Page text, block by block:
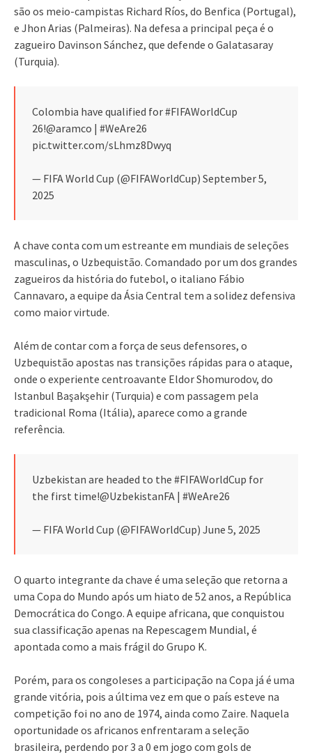
são os meio-campistas Richard Ríos, do Benfica (Portugal),
e Jhon Arias (Palmeiras). Na defesa a principal peça é o
zagueiro Davinson Sánchez, que defende o Galatasaray
(Turquia).
Colombia have qualified for #FIFAWorldCup
26!@aramco | #WeAre26
pic.twitter.com/sLhmz8Dwyq
— FIFA World Cup (@FIFAWorldCup) September 5,
2025
A chave conta com um estreante em mundiais de seleções
masculinas, o Uzbequistão. Comandado por um dos grandes
zagueiros da história do futebol, o italiano Fábio
Cannavaro, a equipe da Ásia Central tem a solidez defensiva
como maior virtude.
Além de contar com a força de seus defensores, o
Uzbequistão apostas nas transições rápidas para o ataque,
onde o experiente centroavante Eldor Shomurodov, do
Istanbul Başakşehir (Turquia) e com passagem pela
tradicional Roma (Itália), aparece como a grande
referência.
Uzbekistan are headed to the #FIFAWorldCup for
the first time!@UzbekistanFA | #WeAre26
— FIFA World Cup (@FIFAWorldCup) June 5, 2025
O quarto integrante da chave é uma seleção que retorna a
uma Copa do Mundo após um hiato de 52 anos, a República
Democrática do Congo. A equipe africana, que conquistou
sua classificação apenas na Repescagem Mundial, é
apontada como a mais frágil do Grupo K.
Porém, para os congoleses a participação na Copa já é uma
grande vitória, pois a última vez em que o país esteve na
competição foi no ano de 1974, ainda como Zaire. Naquela
oportunidade os africanos enfrentaram a seleção
brasileira, perdendo por 3 a 0 em jogo com gols de